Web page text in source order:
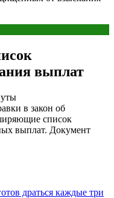
выплат
в закон об
список
выплат. Документ
драться каждые три